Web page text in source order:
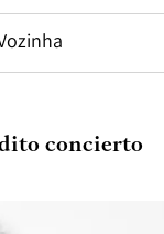
concierto